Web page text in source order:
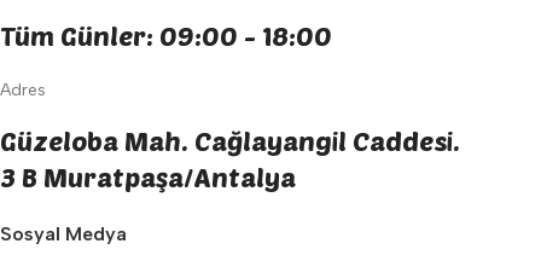
Tüm Günler: 09:00 - 18:00
Adres
Güzeloba Mah. Cağlayangil Caddesi.
3 B Muratpaşa/Antalya
Sosyal Medya